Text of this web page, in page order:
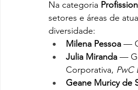
Na categoria
setores e áreas de
diversidade:
Milena Pessoa —
Julia Miranda —
Corporativa, PwC
Geane Muricy de